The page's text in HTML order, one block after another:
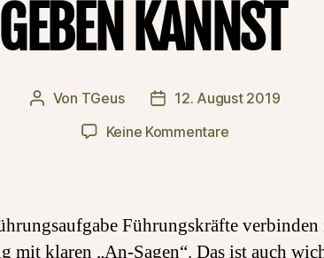
GEBEN KANNST
Beitragsautor
Von TGeus Beitragsdatum
12. August 2019
Keine Kommentarezu
Schritten
Führungskräfte
mit klaren „An-Sagen“. Das ist auch